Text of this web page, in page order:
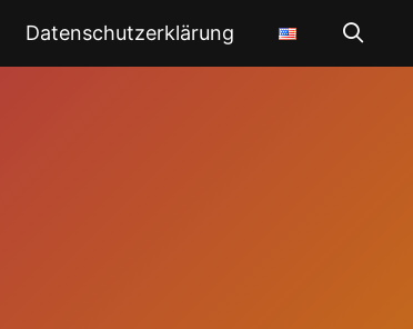
Datenschutzerklärung